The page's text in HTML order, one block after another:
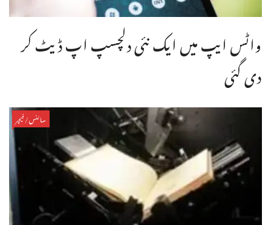
واٹس ایپ میں ایک نئی دلچسپ اپ ڈیٹ کر
دی گئی
سائنس/فیچر